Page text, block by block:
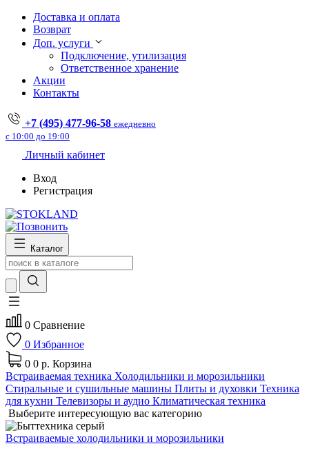
Доставка и оплата
Возврат
Доп. услуги
Подключение, утилизация
Ответственное хранение
Акции
Контакты
+7 (495) 477-96-58 ежедневно
с 10:00 до 19:00
Личный кабинет
Вход
Регистрация
Каталог
0 Сравнение
0 Избранное
0 0 р. Корзина
Встраиваемая техника Холодильники и морозильники
Стиральные и сушильные машины Плиты и духовки Техника
для кухни Телевизоры и аудио Климатическая техника
Выберите интересующую вас категорию
Встраиваемые холодильники и морозильники